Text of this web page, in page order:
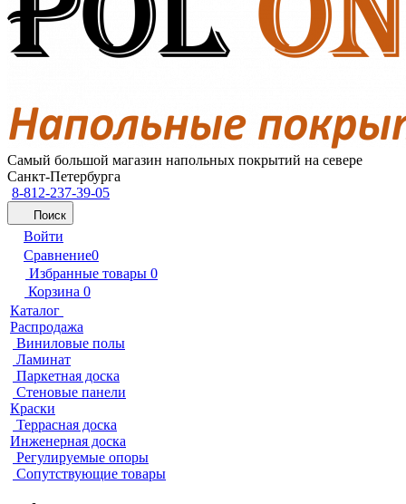
Самый большой магазин напольных покрытий на севере
Санкт-Петербурга
8-812-237-39-05
Поиск
Войти
Сравнение0
Избранные товары 0
Корзина 0
Каталог
Распродажа
Виниловые полы
Ламинат
Паркетная доска
Стеновые панели
Краски
Террасная доска
Инженерная доска
Регулируемые опоры
Сопутствующие товары